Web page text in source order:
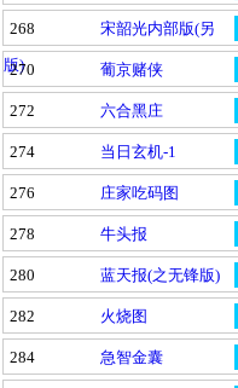
268
宋韶光内部版(另
版)
270 葡京赌侠
272 六合黑庄
274 当日玄机-1
276 庄家吃码图
278 牛头报
280 蓝天报(之无锋版)
282 火烧图
284 急智金囊